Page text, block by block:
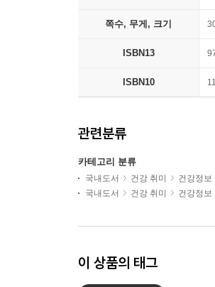
쪽수, 무게, 크기
ISBN13
ISBN10
관련분류
카테고리 분류
국내도서 건강 취미 건강정보
국내도서
건강 취미 건강정보
이 상품의 태그